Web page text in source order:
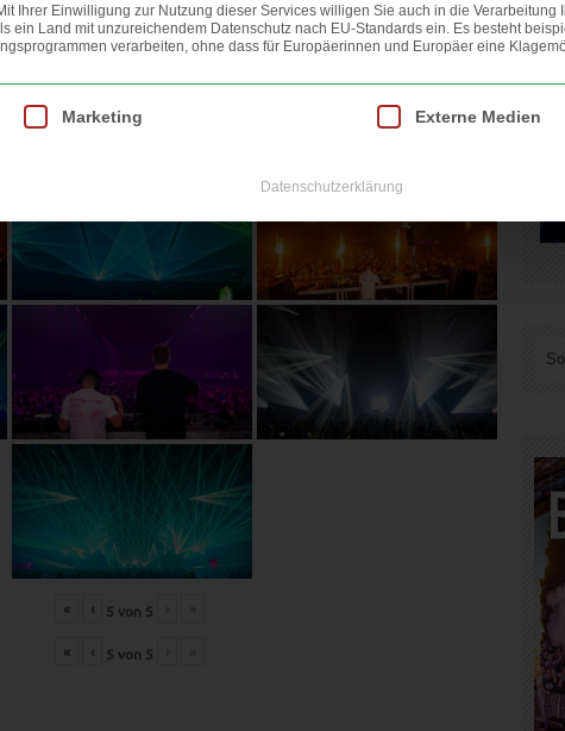
« ‹ 5 von 5
« ‹ 5 von 5
Ihrer Einwilligung zur Nutzung dieser Services willigen Sie auch in die Verarbeitung
ein Land mit unzureichendem Datenschutz nach EU-Standards ein. Es besteht
verarbeiten, ohne dass für Europäerinnen und Europäer eine
werden kann. Die erste Service-Gruppe ist essenziell und kann nicht
Marketing Externe Medien
Datenschutzerklärung